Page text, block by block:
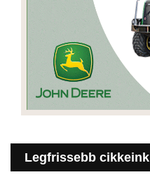
Legfrissebb cikkeink